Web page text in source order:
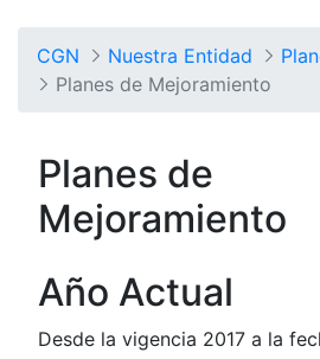
CGN Nuestra Entidad
Planes de Mejoramiento
Planes de
Mejoramiento
Año Actual
Desde la vigencia 2017 a la